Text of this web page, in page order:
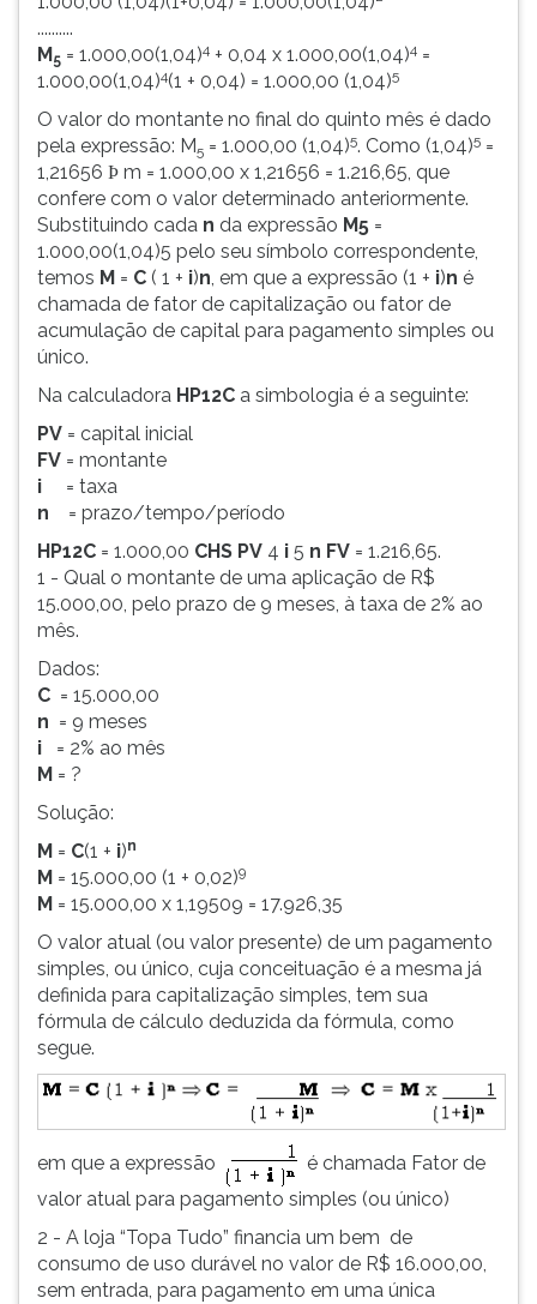
..........
M5 = 1.000,00(1,04)4 + 0,04 x 1.000,00(1,04)4 =
1.000,00(1,04)4(1 + 0,04) = 1.000,00 (1,04)5
O valor do montante no final do quinto mês é dado
pela expressão: M5 = 1.000,00 (1,04)5. Como (1,04)5 =
1,21656 Þ m = 1.000,00 x 1,21656 = 1.216,65, que
confere com o valor determinado anteriormente.
Substituindo cada n da expressão M5 =
1.000,00(1,04)5 pelo seu símbolo correspondente,
temos M = C ( 1 + i)n, em que a expressão (1 + i)n é
chamada de fator de capitalização ou fator de
acumulação de capital para pagamento simples ou
único.
Na calculadora HP12C a simbologia é a seguinte:
PV = capital inicial
FV = montante
i
= taxa
n
= prazo/tempo/período
HP12C = 1.000,00 CHS PV 4 i 5 n FV = 1.216,65.
1 - Qual o montante de uma aplicação de R$
15.000,00, pelo prazo de 9 meses, à taxa de 2% ao
mês.
Dados:
C = 15.000,00
n = 9 meses
i = 2% ao mês
M = ?
Solução:
M = C(1 + i)n
M = 15.000,00 (1 + 0,02)9
M = 15.000,00 x 1,19509 = 17.926,35
O valor atual (ou valor presente) de um pagamento
simples, ou único, cuja conceituação é a mesma já
definida para capitalização simples, tem sua
fórmula de cálculo deduzida da fórmula, como
segue.
em que a expressão
é chamada Fator de
valor atual para pagamento simples (ou único)
2 - A loja “Topa Tudo” financia um bem de
consumo de uso durável no valor de R$ 16.000,00,
sem entrada, para pagamento em uma única